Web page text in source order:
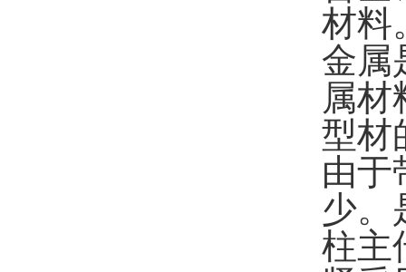
材料
金属
属材
型材
由于
少。
柱主